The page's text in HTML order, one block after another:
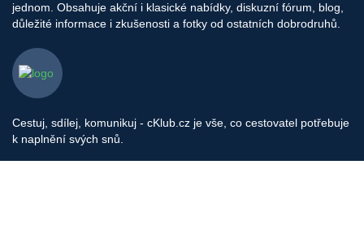
jednom. Obsahuje akční i klasické nabídky, diskuzní fórum, blog,
důležité informace i zkušenosti a fotky od ostatních dobrodruhů.
Cestuj, sdílej, komunikuj - cKlub.cz je vše, co cestovatel potřebuje
k naplnění svých snů.